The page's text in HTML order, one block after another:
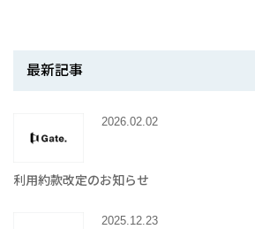
最新記事
2026.02.02
利用約款改定のお知らせ
2025.12.23